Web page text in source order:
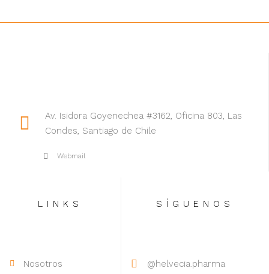
Av. Isidora Goyenechea #3162, Oficina 803, Las
Condes, Santiago de Chile
Webmail
LINKS
Nosotros
SÍGUENOS
@helvecia.pharma